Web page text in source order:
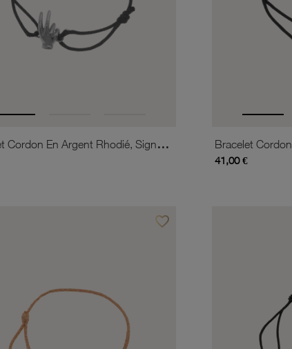
Bracelet Cordon En Argent Rhodié, Signe De La Provocation Anglaise
41,00 €
favorite_borderAjouter à vos favoris